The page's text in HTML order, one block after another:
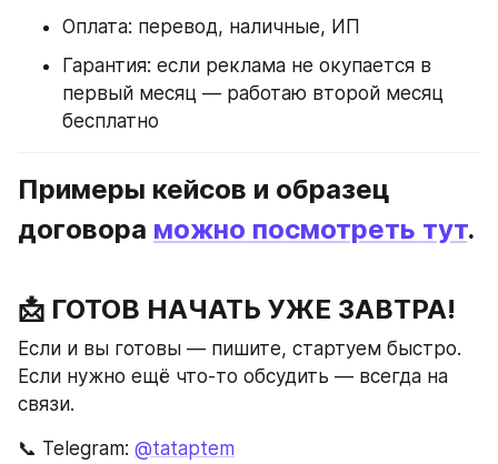
Оплата: перевод, наличные, ИП
Гарантия: если реклама не окупается в
первый месяц — работаю второй месяц
бесплатно
Примеры кейсов и образец
договора можно посмотреть тут.
📩 ГОТОВ НАЧАТЬ УЖЕ ЗАВТРА!
Если и вы готовы — пишите, стартуем быстро.
Если нужно ещё что-то обсудить — всегда на
связи.
📞 Telegram: @tataptem